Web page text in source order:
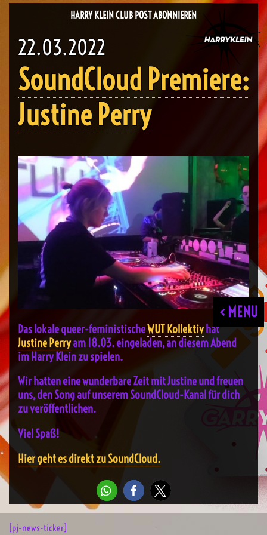
HARRY KLEIN CLUB POST ABONNIEREN
< MENU
22.03.2022
SoundCloud Premiere:
Justine Perry
Das lokale queer-feministischeWUT Kollektivhat
Justine Perryam 18.03. eingeladen, an diesem Abend
im Harry Klein zu spielen.
Wir hatten eine wunderbare Zeit mit Justine und freuen
uns, den Song auf unserem SoundCloud-Kanal für dich
zu veröffentlichen.
Viel Spaß!
Hier geht es direkt zu SoundCloud.
[pj-news-ticker]